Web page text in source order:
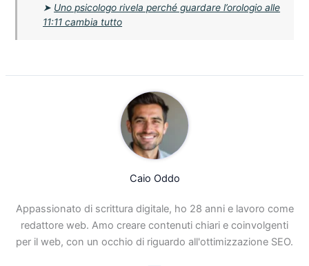
➤ Uno psicologo rivela perché guardare l’orologio alle
11:11 cambia tutto
Caio Oddo
Appassionato di scrittura digitale, ho 28 anni e lavoro come
redattore web. Amo creare contenuti chiari e coinvolgenti
per il web, con un occhio di riguardo all'ottimizzazione SEO.